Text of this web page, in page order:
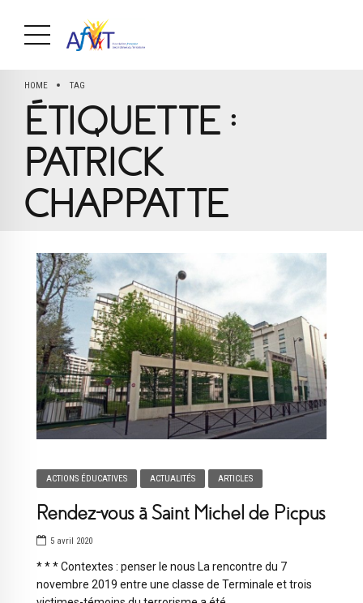
HOME TAG
ÉTIQUETTE :
PATRICK
CHAPPATTE
ACTIONS ÉDUCATIVES ACTUALITÉS ARTICLES
Rendez-vous à Saint Michel de Picpus
5 avril 2020
* * * Contextes : penser le nous La rencontre du 7
novembre 2019 entre une classe de Terminale et trois